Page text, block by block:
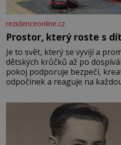
rezidenceonline.cz
Prostor, který roste s
Je to svět, který se vyvíjí a
dětských krůčků až po
pokoj podporuje bezpečí,
odpočinek a reaguje na
měkkost a bezpečí, proto by
především klidně a útulně.